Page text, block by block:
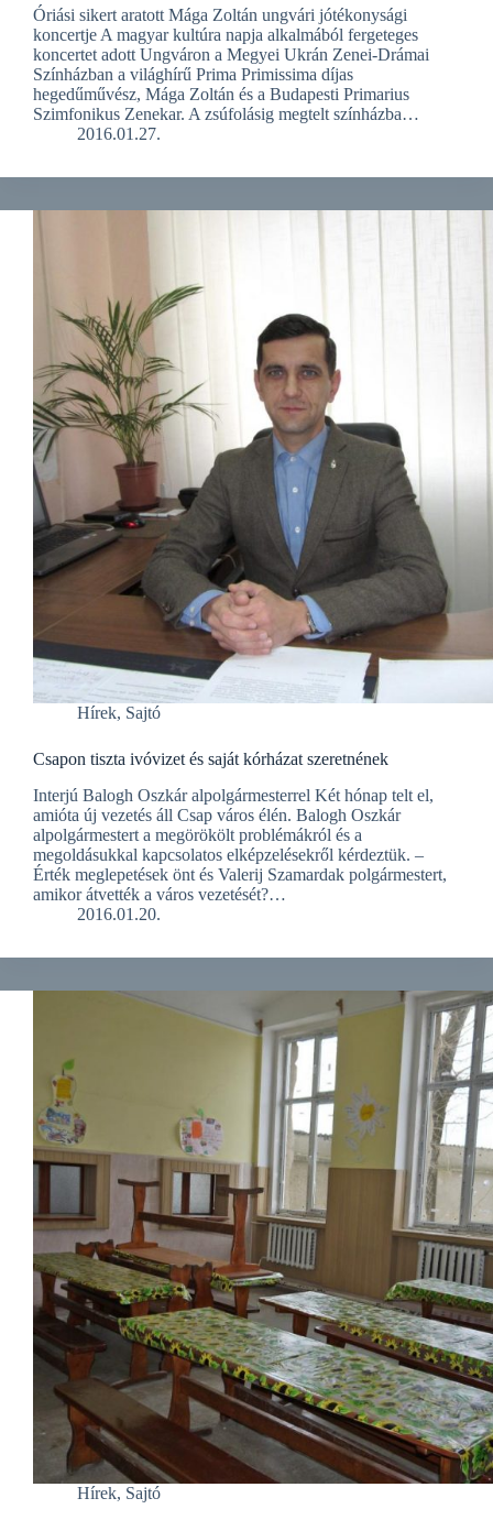
Óriási sikert aratott Mága Zoltán ungvári jótékonysági
koncertje A magyar kultúra napja alkalmából fergeteges
koncertet adott Ungváron a Megyei Ukrán Zenei-Drámai
Színházban a világhírű Prima Primissima díjas
hegedűművész, Mága Zoltán és a Budapesti Primarius
Szimfonikus Zenekar. A zsúfolásig megtelt színházba…
2016.01.27.
Hírek, Sajtó
Csapon tiszta ivóvizet és saját kórházat szeretnének
Interjú Balogh Oszkár alpolgármesterrel Két hónap telt el,
amióta új vezetés áll Csap város élén. Balogh Oszkár
alpolgármestert a megörökölt problémákról és a
megoldásukkal kapcsolatos elképzelésekről kérdeztük. –
Érték meglepetések önt és Valerij Szamardak polgármestert,
amikor átvették a város vezetését?…
2016.01.20.
Hírek, Sajtó